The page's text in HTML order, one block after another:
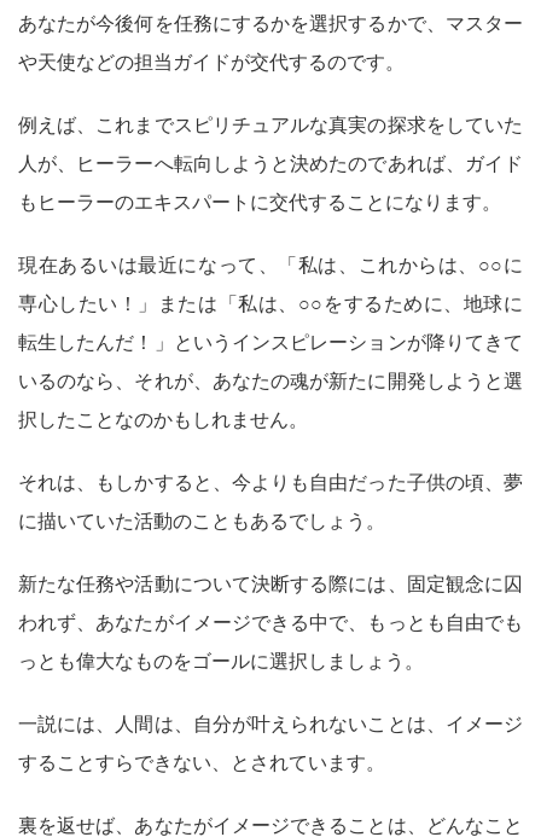
あなたが今後何を任務にするかを選択するかで、マスター
や天使などの担当ガイドが交代するのです。
例えば、これまでスピリチュアルな真実の探求をしていた
人が、ヒーラーへ転向しようと決めたのであれば、ガイド
もヒーラーのエキスパートに交代することになります。
現在あるいは最近になって、「私は、これからは、○○に
専心したい！」または「私は、○○をするために、地球に
転生したんだ！」というインスピレーションが降りてきて
いるのなら、それが、あなたの魂が新たに開発しようと選
択したことなのかもしれません。
それは、もしかすると、今よりも自由だった子供の頃、夢
に描いていた活動のこともあるでしょう。
新たな任務や活動について決断する際には、固定観念に囚
われず、あなたがイメージできる中で、もっとも自由でも
っとも偉大なものをゴールに選択しましょう。
一説には、人間は、自分が叶えられないことは、イメージ
することすらできない、とされています。
裏を返せば、あなたがイメージできることは、どんなこと